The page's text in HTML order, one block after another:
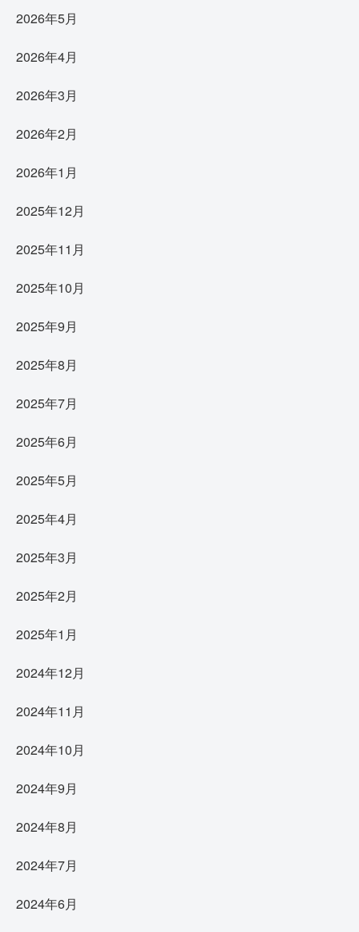
2026年5月
2026年4月
2026年3月
2026年2月
2026年1月
2025年12月
2025年11月
2025年10月
2025年9月
2025年8月
2025年7月
2025年6月
2025年5月
2025年4月
2025年3月
2025年2月
2025年1月
2024年12月
2024年11月
2024年10月
2024年9月
2024年8月
2024年7月
2024年6月